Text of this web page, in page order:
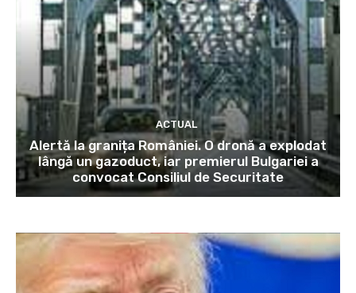
ACTUAL
Alertă la granița României. O dronă a explodat
lângă un gazoduct, iar premierul Bulgariei a
convocat Consiliul de Securitate